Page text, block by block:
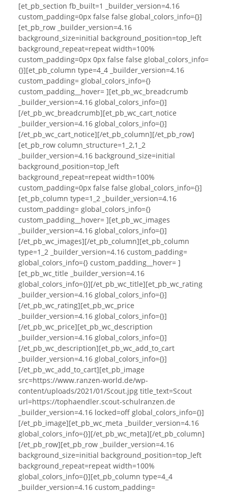
[et_pb_section fb_built=1 _builder_version=4.16
custom_padding=0px false false global_colors_info={}]
[et_pb_row _builder_version=4.16
background_size=initial background_position=top_left
background_repeat=repeat width=100%
custom_padding=0px 0px false false global_colors_info=
{}][et_pb_column type=4_4 _builder_version=4.16
custom_padding= global_colors_info={}
custom_padding__hover= ][et_pb_wc_breadcrumb
_builder_version=4.16 global_colors_info={}]
[/et_pb_wc_breadcrumb][et_pb_wc_cart_notice
_builder_version=4.16 global_colors_info={}]
[/et_pb_wc_cart_notice][/et_pb_column][/et_pb_row]
[et_pb_row column_structure=1_2,1_2
_builder_version=4.16 background_size=initial
background_position=top_left
background_repeat=repeat width=100%
custom_padding=0px false false global_colors_info={}]
[et_pb_column type=1_2 _builder_version=4.16
custom_padding= global_colors_info={}
custom_padding__hover= ][et_pb_wc_images
_builder_version=4.16 global_colors_info={}]
[/et_pb_wc_images][/et_pb_column][et_pb_column
type=1_2 _builder_version=4.16 custom_padding=
global_colors_info={} custom_padding__hover= ]
[et_pb_wc_title _builder_version=4.16
global_colors_info={}][/et_pb_wc_title][et_pb_wc_rating
_builder_version=4.16 global_colors_info={}]
[/et_pb_wc_rating][et_pb_wc_price
_builder_version=4.16 global_colors_info={}]
[/et_pb_wc_price][et_pb_wc_description
_builder_version=4.16 global_colors_info={}]
[/et_pb_wc_description][et_pb_wc_add_to_cart
_builder_version=4.16 global_colors_info={}]
[/et_pb_wc_add_to_cart][et_pb_image
src=https://www.ranzen-world.de/wp-
content/uploads/2021/01/Scout.jpg title_text=Scout
url=https://tophaendler.scout-schulranzen.de
_builder_version=4.16 locked=off global_colors_info={}]
[/et_pb_image][et_pb_wc_meta _builder_version=4.16
global_colors_info={}][/et_pb_wc_meta][/et_pb_column]
[/et_pb_row][et_pb_row _builder_version=4.16
background_size=initial background_position=top_left
background_repeat=repeat width=100%
global_colors_info={}][et_pb_column type=4_4
_builder_version=4.16 custom_padding=